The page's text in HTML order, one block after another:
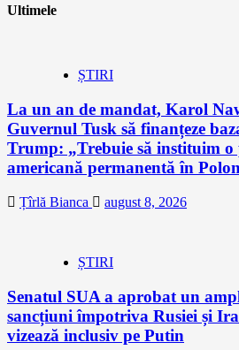
Ultimele
ȘTIRI
La un an de mandat, Karol
Guvernul Tusk să finanțeze
Trump: „Trebuie să instituim o
americană permanentă în
Țîrlă Bianca august 8, 2026
ȘTIRI
Senatul SUA a aprobat un
sancțiuni împotriva Rusiei și
vizează inclusiv pe Putin